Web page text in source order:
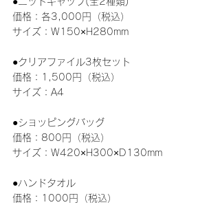
価格：各3,000円（税込）
サイズ：W150×H280mm
●クリアファイル3枚セット
価格：1,500円（税込）
サイズ：A4
●ショッピングバッグ
価格：800円（税込）
サイズ：W420×H300×D130mm
●ハンドタオル
価格：1000円（税込）